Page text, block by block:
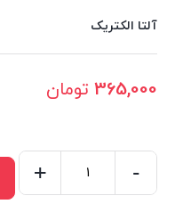
آلتا الکتریک
365,000 تومان
-
+